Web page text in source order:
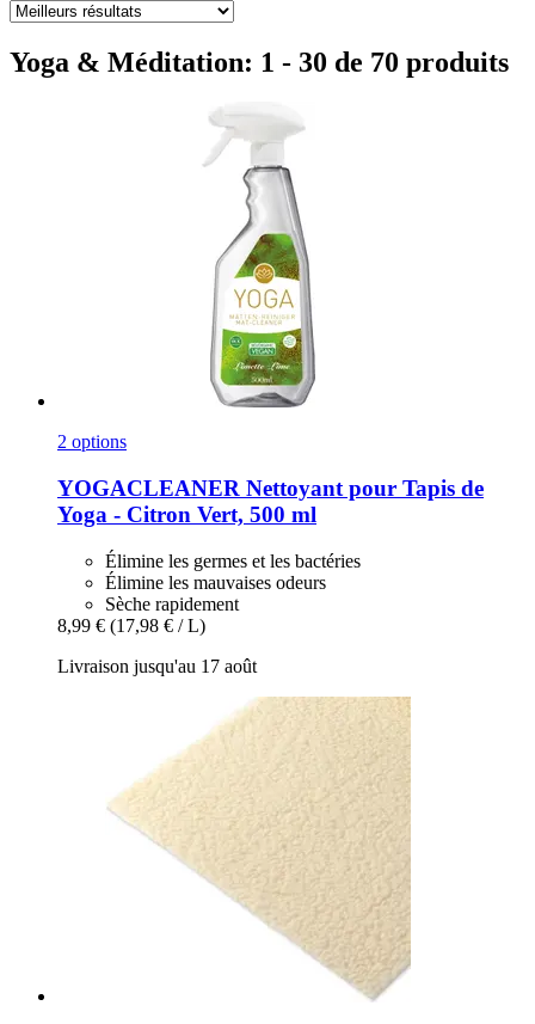
Yoga & Méditation: 1 - 30 de 70 produits
2 options
YOGACLEANER Nettoyant pour Tapis de
Yoga -​ Citron Vert, 500 ml
Élimine les germes et les bactéries
Élimine les mauvaises odeurs
Sèche rapidement
8,99 € (17,98 € / L)
Livraison jusqu'au 17 août